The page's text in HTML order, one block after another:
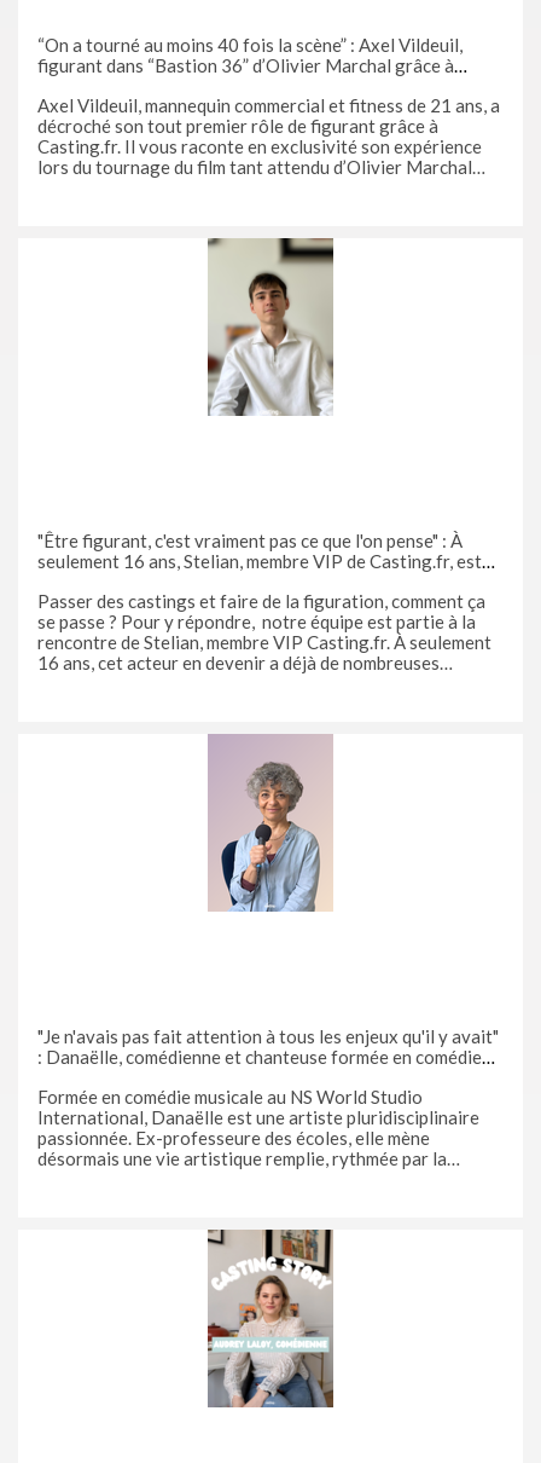
“On a tourné au moins 40 fois la scène” : Axel Vildeuil,
figurant dans “Bastion 36” d’Olivier Marchal grâce à
aux côtés de Victor Belmondo et Fauve Hautot
Axel Vildeuil, mannequin commercial et fitness de 21 ans, a
décroché son tout premier rôle de figurant grâce à
Casting.fr. Il vous raconte en exclusivité son expérience
lors du tournage du film tant attendu d’Olivier Marchal
"Être figurant, c'est vraiment pas ce que l'on pense" : À
seulement 16 ans, Stelian, membre VIP de Casting.fr, est
Passer des castings et faire de la figuration, comment ça
se passe ? Pour y répondre, notre équipe est partie à la
rencontre de Stelian, membre VIP Casting.fr. À seulement
16 ans, cet acteur en devenir a déjà de nombreuses
"Je n'avais pas fait attention à tous les enjeux qu'il y avait"
: Danaëlle, comédienne et chanteuse formée en comédie
lors d'un casting publicité
Formée en comédie musicale au NS World Studio
International, Danaëlle est une artiste pluridisciplinaire
passionnée. Ex-professeure des écoles, elle mène
désormais une vie artistique remplie, rythmée par la